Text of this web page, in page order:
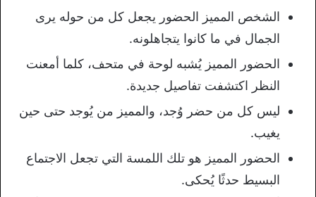
الشخص المميز الحضور يجعل كل من حوله يرى
الجمال في ما كانوا يتجاهلونه.
الحضور المميز يُشبه لوحة في متحف، كلما أمعنت
النظر اكتشفت تفاصيل جديدة.
ليس كل من حضر وُجد، والمميز من يُوجد حتى حين
يغيب.
الحضور المميز هو تلك اللمسة التي تجعل الاجتماع
البسيط حدثًا يُحكى.